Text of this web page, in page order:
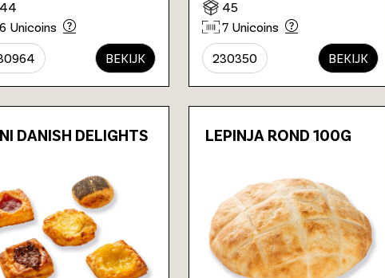
44
6 Unicoins
BEKIJK
45
7 Unicoins
230350 BEKIJK
DANISH DELIGHTS LEPINJA ROND 100G